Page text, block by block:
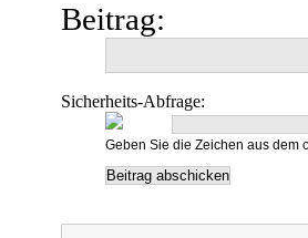
Beitrag:
Sicherheits-Abfrage:
Geben Sie die Zeichen aus dem